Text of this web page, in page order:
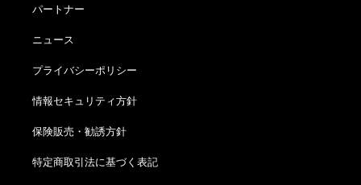
パートナー
ニュース
プライバシーポリシー
情報セキュリティ方針
保険販売・勧誘方針
特定商取引法に基づく表記